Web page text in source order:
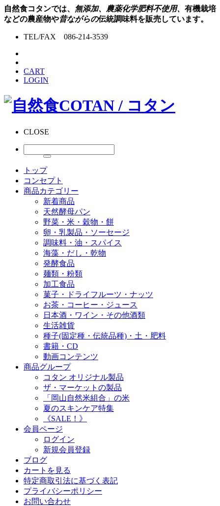
自然食コタンでは、 無添加、農薬化学肥料不使用、 有機栽培
などの農産物や昔ながらの伝統調味料を販売しています。
TEL/FAX 086-214-3539
CART
LOGIN
CLOSE
トップ
コンセプト
商品カテゴリー
新着商品
天然酵母パン
野菜・米・穀物・餅
卵・乳製品・ソーセージ
調味料・油・スパイス
海藻・だし・乾物
発酵食品
麺類・粉類
加工食品
菓子・ドライフルーツ・ナッツ
お茶・コーヒー・ジュース
日本酒・ワイン・その他酒類
生活雑貨
種子(固定種・伝統品種)・土・肥料
書籍・CD
動画コンテンツ
商品グループ
コタン オリジナル製品
ザ・マーケットの製品
「岡山自然米組合」の米
夏のスキンケア特集
《SALE！》
会員ページ
ログイン
新規会員登録
ブログ
カートを見る
特定商取引法に基づく表記
プライバシーポリシー
お問い合わせ